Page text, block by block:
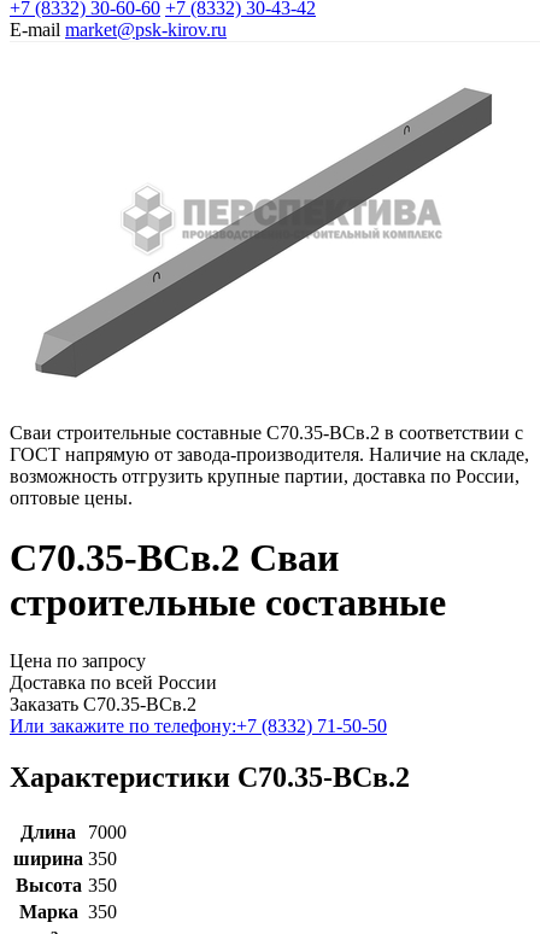
+7 (8332) 30-60-60 +7 (8332) 30-43-42
E-mail market@psk-kirov.ru
Сваи строительные составные С70.35-ВСв.2 в соответствии с
ГОСТ напрямую от завода-производителя. Наличие на складе,
возможность отгрузить крупные партии, доставка по России,
оптовые цены.
С70.35-ВСв.2 Сваи
строительные составные
Цена по запросу
Доставка по всей России
Заказать С70.35-ВСв.2
Или закажите по телефону:+7 (8332) 71-50-50
Характеристики С70.35-ВСв.2
Длина
7000
ширина 350
Высота 350
Марка 350